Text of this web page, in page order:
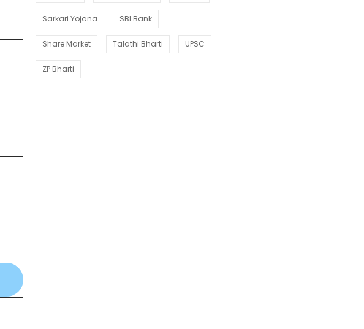
Sarkari Yojana SBI Bank
Share Market Talathi Bharti UPSC
ZP Bharti